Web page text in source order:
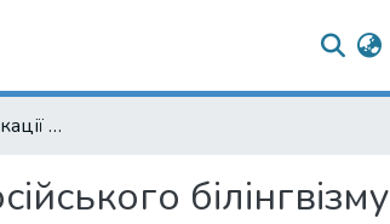
Вибір мови комунікації в ситуації українсько-російського білінгвізму
білінгвізму